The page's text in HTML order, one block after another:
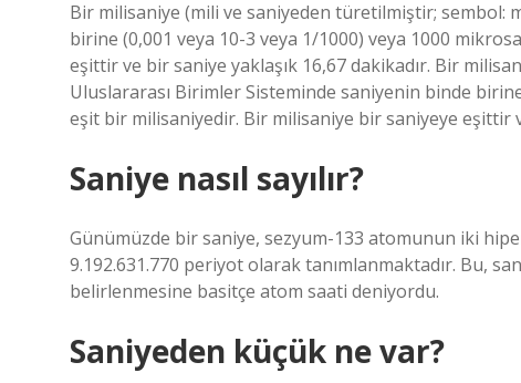
Bir milisaniye (mili ve saniyeden türetilmiştir; sembol:
birine (0,001 veya 10-3 veya 1/1000) veya 1000
eşittir ve bir saniye yaklaşık 16,67 dakikadır. Bir
Uluslararası Birimler Sisteminde saniyenin binde
eşit bir milisaniyedir. Bir milisaniye bir saniyeye eşittir
Saniye nasıl sayılır?
Günümüzde bir saniye, sezyum-133 atomunun iki
9.192.631.770 periyot olarak tanımlanmaktadır. Bu,
belirlenmesine basitçe atom saati deniyordu.
Saniyeden küçük ne var?